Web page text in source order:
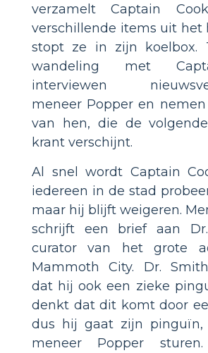
verzamelt Captain
verschillende items uit het
stopt ze in zijn koelbox.
wandeling met
interviewen
meneer Popper en
van hen, die de
krant verschijnt.
Al snel wordt Captain
iedereen in de stad
maar hij blijft weigeren.
schrijft een brief aan
curator van het grote
Mammoth City. Dr.
dat hij ook een zieke
denkt dat dit komt door
dus hij gaat zijn pinguïn,
meneer Popper